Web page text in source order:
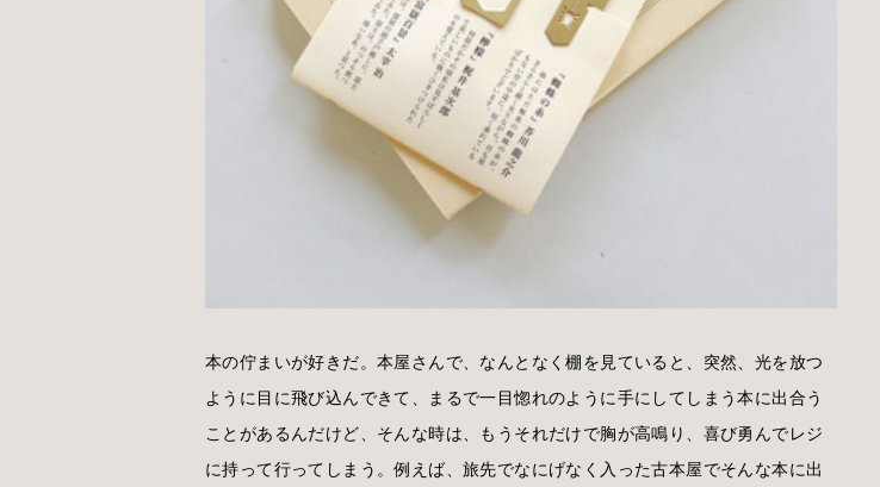
本の佇まいが好きだ。本屋さんで、なんとなく棚を見ていると、突然、光を放つ
ように目に飛び込んできて、まるで一目惚れのように手にしてしまう本に出合う
ことがあるんだけど、そんな時は、もうそれだけで胸が高鳴り、喜び勇んでレジ
に持って行ってしまう。例えば、旅先でなにげなく入った古本屋でそんな本に出